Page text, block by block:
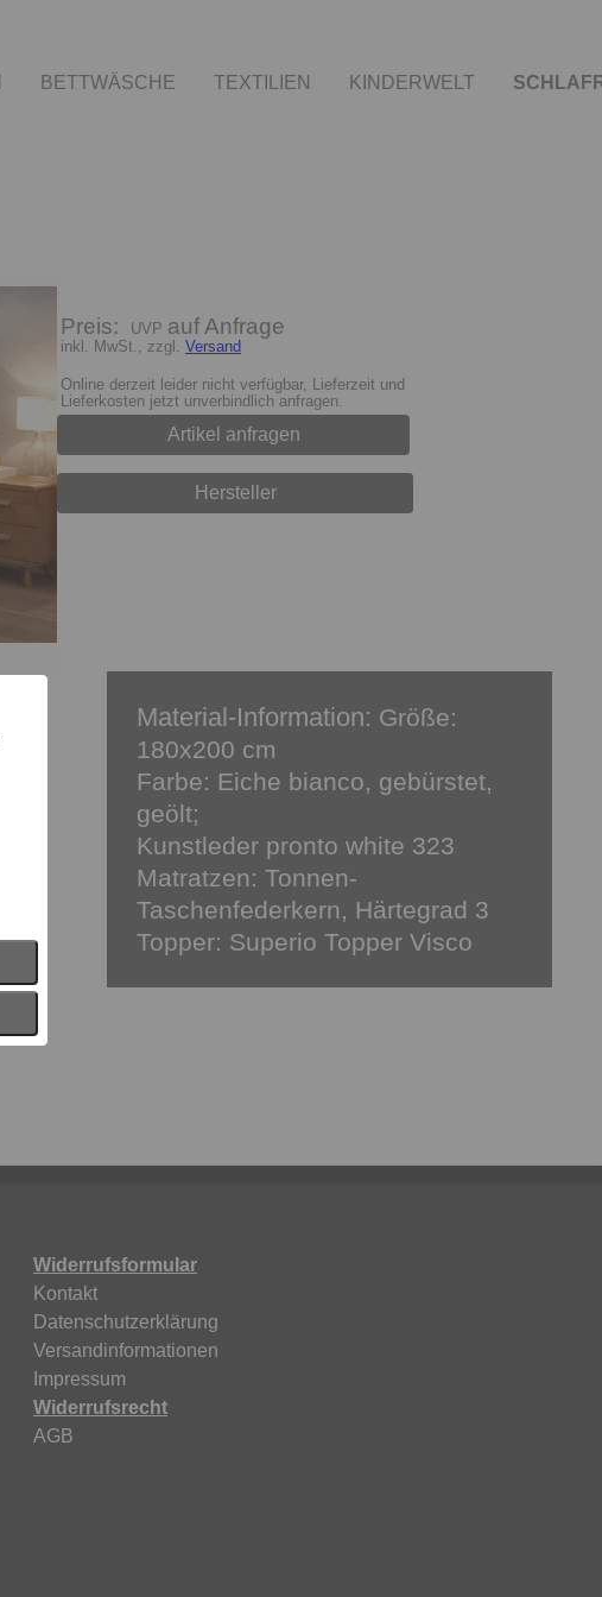
BETTWÄSCHE TEXTILIEN KINDERWELT
Preis: auf Anfrage
inkl. MwSt., zzgl. Versand
Online derzeit leider nicht verfügbar, Lieferzeit und
Lieferkosten jetzt unverbindlich anfragen.
Artikel anfragen
Hersteller
Material-Information: Größe:
180x200 cm
Farbe: Eiche bianco, gebürstet,
geölt;
Kunstleder pronto white 323
Matratzen: Tonnen-
Taschenfederkern, Härtegrad 3
Topper: Superio Topper Visco
Widerrufsformular
Kontakt
Datenschutzerklärung
Versandinformationen
Impressum
Widerrufsrecht
AGB